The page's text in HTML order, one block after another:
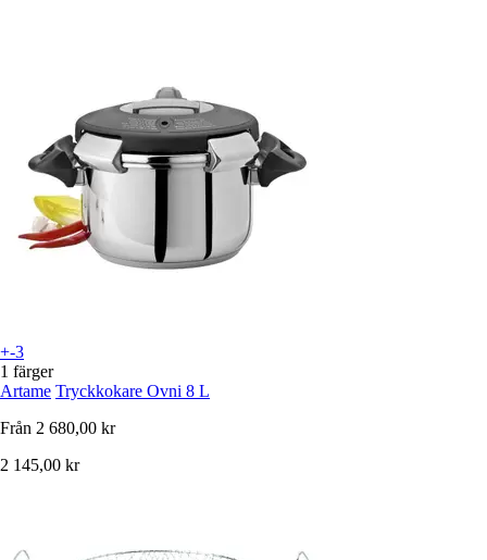
+-3
1 färger
Artame Tryckkokare Ovni 8 L
Från 2 680,00 kr
2 145,00 kr